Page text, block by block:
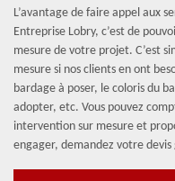
L’avantage de faire appel aux
Entreprise Lobry, c’est de
mesure de votre projet. C’est
mesure si nos clients en ont
bardage à poser, le coloris du
adopter, etc. Vous pouvez
intervention sur mesure et
engager, demandez votre